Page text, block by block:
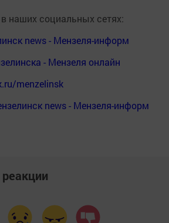
наших социальных сетях:
news - Мензеля-информ
- Мензеля онлайн
menzelinsk
news - Мензеля-информ